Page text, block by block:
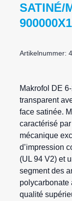
SATINÉ/
Artikelnummer:
Makrofol DE
transparent
face satinée.
caractérisé
mécanique
d’impression
(UL 94 V2) et
segment des
polycarbonate
qualité